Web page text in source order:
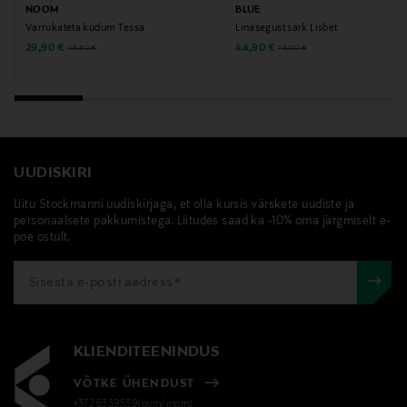
NOOM
Varrukateta kudum Tessa
Discounted Price
29,90 € Original Price
49,90 €
BLUE
Linasegust särk Lisbet
Discounted Price
44,90 € Original Price
79,00 €
UUDISKIRI
Liitu Stockmanni uudiskirjaga, et olla kursis värskete uudiste ja
personaalsete pakkumistega. Liitudes saad ka -10% oma järgmiselt e-
poe ostult.
KLIENDITEENINDUS
VÕTKE ÜHENDUST
+372 6339539(pvm/mpm)